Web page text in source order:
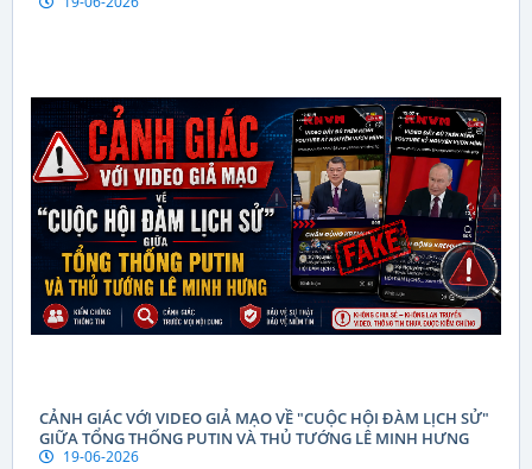
CẢNH GIÁC VỚI VIDEO GIẢ MẠO VỀ "CUỘC HỘI ĐÀM LỊCH SỬ"
GIỮA TỔNG THỐNG PUTIN VÀ THỦ TƯỚNG LÊ MINH HƯNG
19-06-2026